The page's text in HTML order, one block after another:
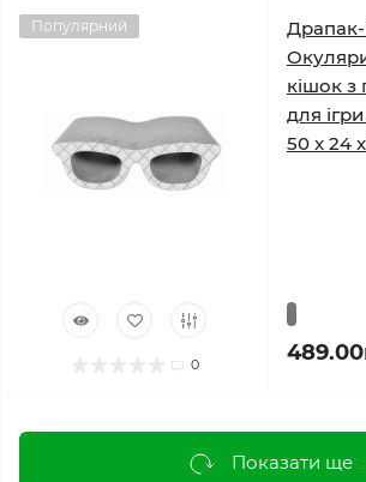
Популярний
0
кішок з
для
50 x 24
Показати ще